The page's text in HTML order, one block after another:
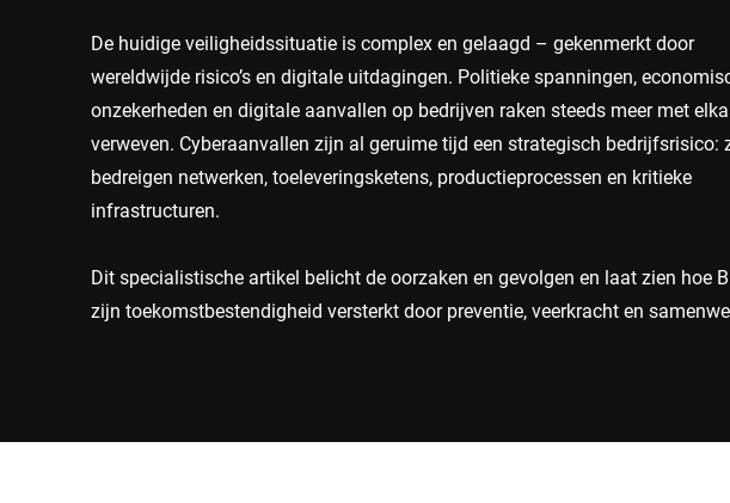
Verenigd Koninkrijk
Wereldwijde website
De huidige veiligheidssituatie is complex en gelaagd – gekenmerkt door
wereldwijde risico’s en digitale uitdagingen. Politieke spanningen,
onzekerheden en digitale aanvallen op bedrijven raken steeds meer met
verweven. Cyberaanvallen zijn al geruime tijd een strategisch bedrijfsrisico:
bedreigen netwerken, toeleveringsketens, productieprocessen en kritieke
infrastructuren.
Dit specialistische artikel belicht de oorzaken en gevolgen en laat zien hoe
zijn toekomstbestendigheid versterkt door preventie, veerkracht en